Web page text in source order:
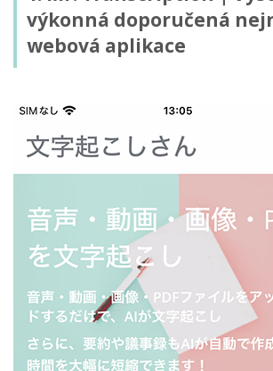
výkonná doporučená
webová aplikace